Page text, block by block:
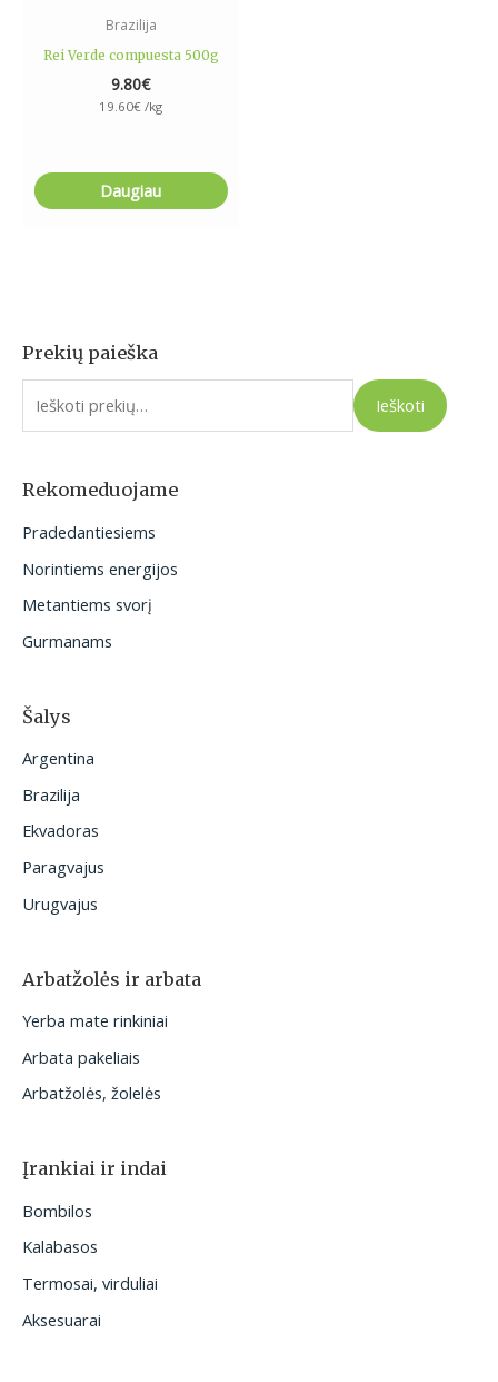
Prekių paieška
I
e
o
:
Ieškoti
Rekomeduojame
Pradedantiesiems
Norintiems energijos
Metantiems svorį
Gurmanams
Šalys
Argentina
Brazilija
Ekvadoras
Paragvajus
Urugvajus
Arbatžolės ir arbata
Yerba mate rinkiniai
Arbata pakeliais
Arbatžolės, žolelės
Įrankiai ir indai
Bombilos
Kalabasos
Termosai, virduliai
Aksesuarai
Brazilija
Rei Verde compuesta 500g
9.80€
19.60€ /kg
Daugiau